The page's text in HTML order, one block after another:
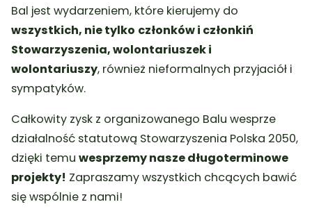
Bal jest wydarzeniem, które kierujemy do
wszystkich, nie tylko członków i członkiń
Stowarzyszenia, wolontariuszek i
wolontariuszy, również nieformalnych przyjaciół i
sympatyków.
Całkowity zysk z organizowanego Balu wesprze
działalność statutową Stowarzyszenia Polska 2050,
dzięki temuwesprzemy nasze długoterminowe
projekty! Zapraszamy wszystkich chcących bawić
się wspólnie z nami!